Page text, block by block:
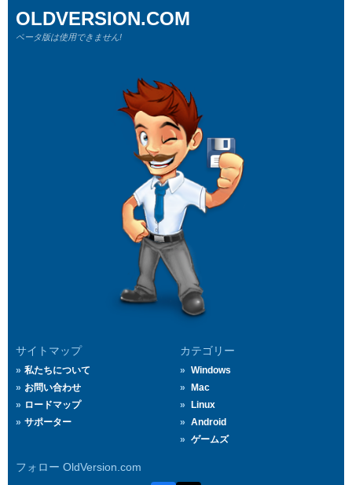
サイトマップ
私たちについて
お問い合わせ
ロードマップ
サポーター
カテゴリー
Windows
Mac
Linux
Android
ゲームズ
フォロー OldVersion.com
OLDVERSION.COM
ベータ版は使用できません!